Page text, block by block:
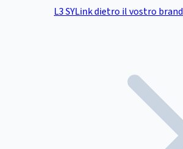
L3 SYLink dietro il vostro brand